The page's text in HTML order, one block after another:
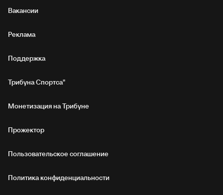
Вакансии
Реклама
Поддержка
Трибуна Спортса"
Монетизация на Трибуне
Прожектор
Пользовательское соглашение
Политика конфиденциальности